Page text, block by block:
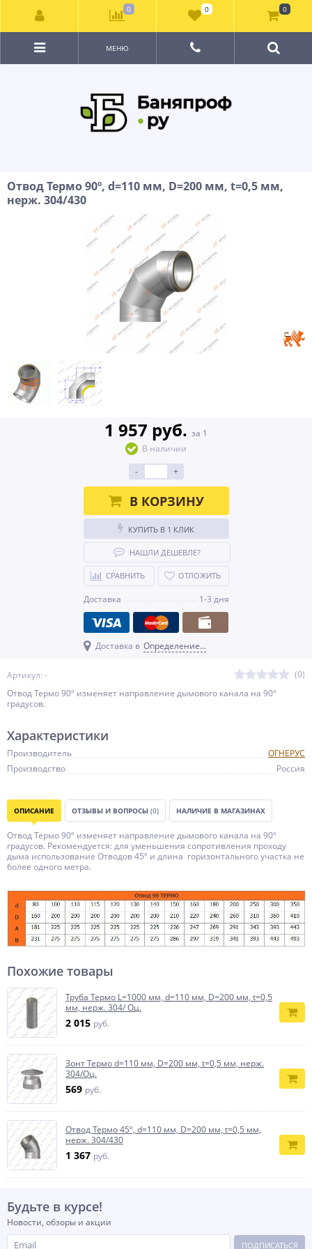
МЕНЮ
Отвод Термо 90º, d=110 мм, D=200 мм, t=0,5 мм,
нерж. 304/430
Артикул: -
(0)
Отвод Термо 90º изменяет направление дымового канала на 90º
градусов.
1 957 руб. за 1
В наличии
-
+
В КОРЗИНУ
КУПИТЬ В 1 КЛИК
НАШЛИ ДЕШЕВЛЕ?
СРАВНИТЬ ОТЛОЖИТЬ
Доставка 1-3 дня
Доставка в Определение...
Характеристики
Производитель
ОГНЕРУС
Производство
Россия
ОПИСАНИЕ ОТЗЫВЫ И ВОПРОСЫ (0) НАЛИЧИЕ В МАГАЗИНАХ
Отвод Термо 90º изменяет направление дымового канала на 90º
градусов. Рекомендуется: для уменьшения сопротивления проходу
дыма использование Отводов 45º и длина горизонтального участка не
более одного метра.
Похожие товары
Труба Термо L=1000 мм, d=110 мм, D=200 мм, t=0,5
мм, нерж. 304/ Оц.
2 015 руб.
Зонт Термо d=110 мм, D=200 мм, t=0,5 мм, нерж.
304/Оц.
569 руб.
Отвод Термо 45º, d=110 мм, D=200 мм, t=0,5 мм,
нерж. 304/430
1 367 руб.
Будьте в курсе!
Новости, обзоры и акции
ПОДПИСАТЬСЯ
0 0 0